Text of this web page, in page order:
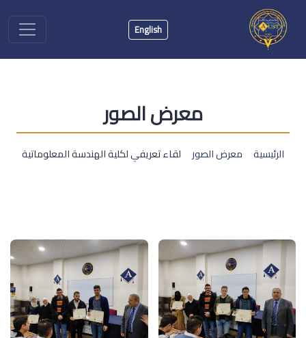
English
معرض الصور
الرئيسية معرض الصور لقاء تعريفي لكلية الهندسة المعلوماتية